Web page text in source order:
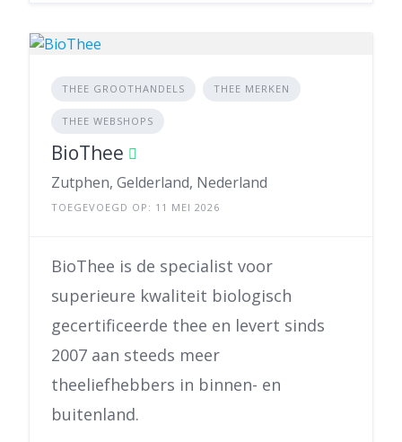
THEE GROOTHANDELS THEE MERKEN
THEE WEBSHOPS
BioThee
Zutphen, Gelderland, Nederland
TOEGEVOEGD OP: 11 MEI 2026
BioThee is de specialist voor
superieure kwaliteit biologisch
gecertificeerde thee en levert sinds
2007 aan steeds meer
theeliefhebbers in binnen- en
buitenland.